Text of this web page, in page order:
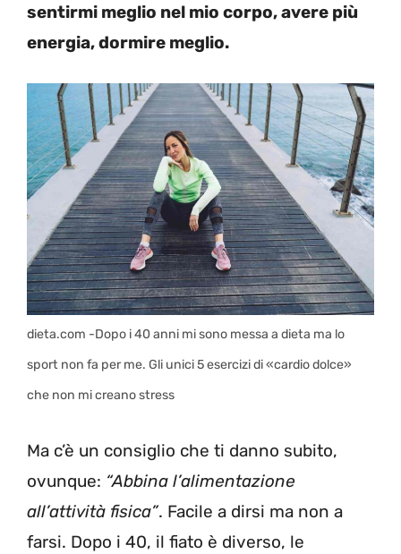
sentirmi meglio nel mio corpo, avere più
energia, dormire meglio.
dieta.com -Dopo i 40 anni mi sono messa a dieta ma lo
sport non fa per me. Gli unici 5 esercizi di «cardio dolce»
che non mi creano stress
Ma c’è un consiglio che ti danno subito,
ovunque: “Abbina l’alimentazione
all’attività fisica”. Facile a dirsi ma non a
farsi. Dopo i 40, il fiato è diverso, le